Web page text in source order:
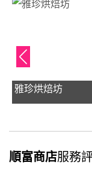
雅珍烘焙坊
順富商店服務